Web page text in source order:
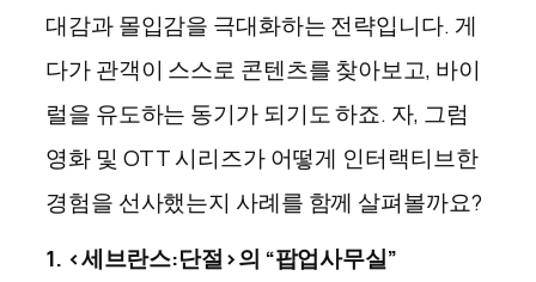
대감과 몰입감을 극대화하는 전략입니다. 게
다가 관객이 스스로 콘텐츠를 찾아보고, 바이
럴을 유도하는 동기가 되기도 하죠. 자, 그럼
영화 및 OTT 시리즈가 어떻게 인터랙티브한
경험을 선사했는지 사례를 함께 살펴볼까요?
1. <세브란스:단절>의 “팝업사무실”